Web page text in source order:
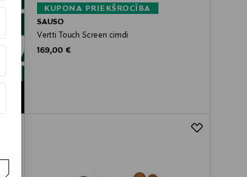
KUPONA PRIEKŠROCĪBA
SAUSO
Vertti Touch Screen cimdi
Original Price
169,00 €